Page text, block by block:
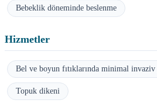
Bebeklik döneminde beslenme
Hizmetler
Bel ve boyun fıtıklarında minimal
Topuk dikeni